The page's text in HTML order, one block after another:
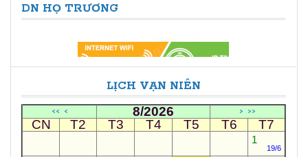
DN HỌ TRƯƠNG
LỊCH VẠN NIÊN
<< < 8/2026 > >>
CN T2 T3 T4 T5 T6 T7
1
19/6